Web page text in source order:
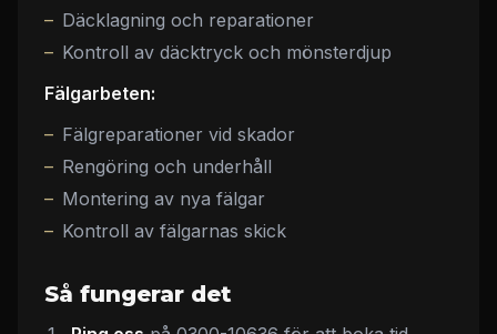
Däcklagning och reparationer
Kontroll av däcktryck och mönsterdjup
Fälgarbeten:
Fälgreparationer vid skador
Rengöring och underhåll
Montering av nya fälgar
Kontroll av fälgarnas skick
Så fungerar det